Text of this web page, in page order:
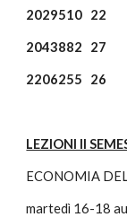
2029510 22
2043882 27
2206255 26
LEZIONI II
ECONOMIA
martedì 16-18